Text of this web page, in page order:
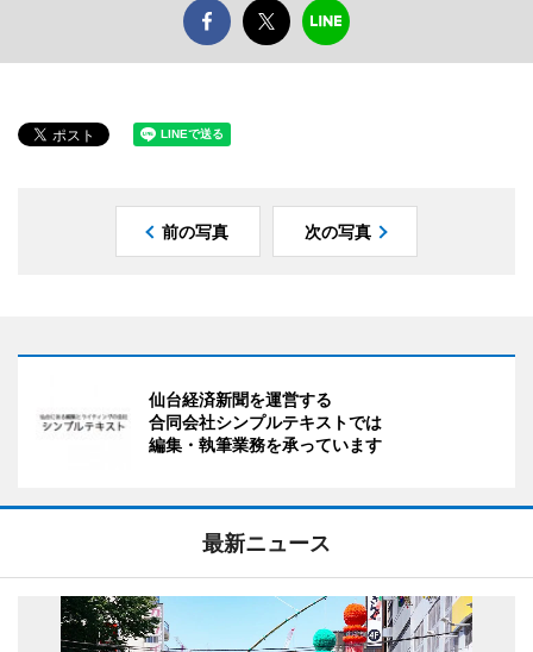
前の写真 次の写真
仙台経済新聞を運営する
合同会社シンプルテキストでは
編集・執筆業務を承っています
最新ニュース